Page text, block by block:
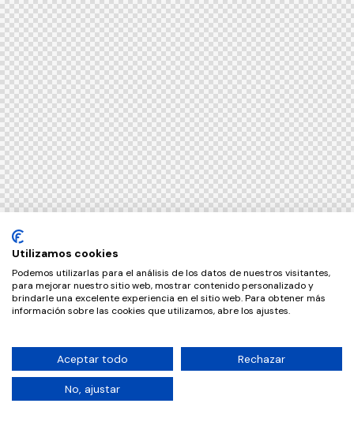
Utilizamos cookies
Podemos utilizarlas para el análisis de los datos de nuestros visitantes,
para mejorar nuestro sitio web, mostrar contenido personalizado y
brindarle una excelente experiencia en el sitio web. Para obtener más
información sobre las cookies que utilizamos, abre los ajustes.
Aceptar todo Rechazar
No, ajustar